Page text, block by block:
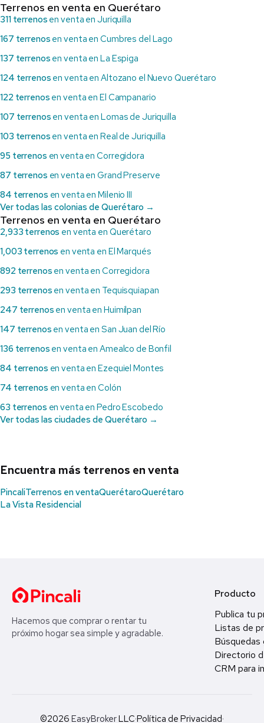
Terrenos en venta en Querétaro
311 terrenos en venta en Juriquilla
167 terrenos en venta en Cumbres del Lago
137 terrenos en venta en La Espiga
124 terrenos en venta en Altozano el Nuevo Querétaro
122 terrenos en venta en El Campanario
107 terrenos en venta en Lomas de Juriquilla
103 terrenos en venta en Real de Juriquilla
95 terrenos en venta en Corregidora
87 terrenos en venta en Grand Preserve
84 terrenos en venta en Milenio III
Ver todas las colonias de Querétaro →
Terrenos en venta en Querétaro
2,933 terrenos en venta en Querétaro
1,003 terrenos en venta en El Marqués
892 terrenos en venta en Corregidora
293 terrenos en venta en Tequisquiapan
247 terrenos en venta en Huimilpan
147 terrenos en venta en San Juan del Río
136 terrenos en venta en Amealco de Bonfil
84 terrenos en venta en Ezequiel Montes
74 terrenos en venta en Colón
63 terrenos en venta en Pedro Escobedo
Ver todas las ciudades de Querétaro →
Encuentra más terrenos en venta
PincaliTerrenos en ventaQuerétaroQuerétaro
La Vista Residencial
Hacemos que comprar o rentar tu
próximo hogar sea simple y agradable.
Producto
Publica tu
Listas de
Búsquedas
Directorio
CRM para
©2026 EasyBrokerLLC·Política de Privacidad·